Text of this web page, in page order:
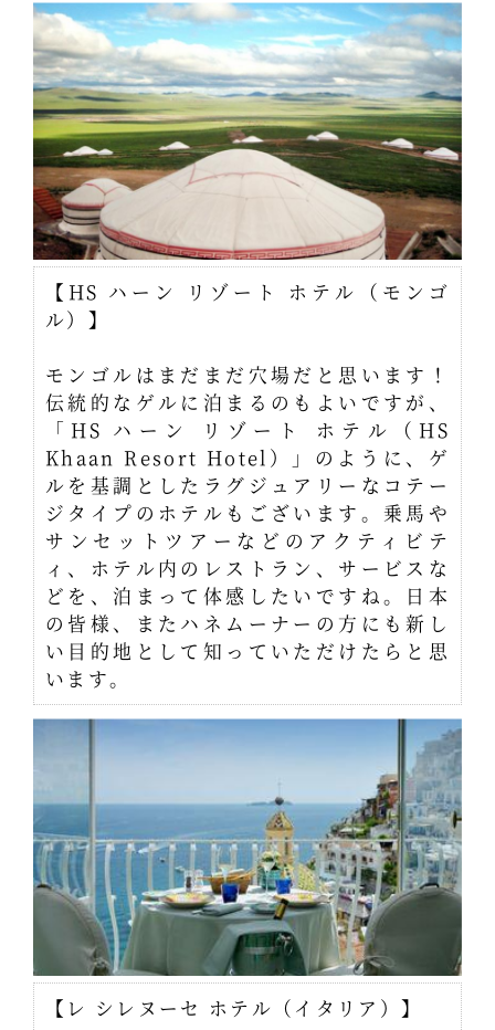
【HS ハーン リゾート ホテル（モンゴ
ル）】
モンゴルはまだまだ穴場だと思います！
伝統的なゲルに泊まるのもよいですが、
「HS ハーン リゾート ホテル（HS
Khaan Resort Hotel）」のように、ゲ
ルを基調としたラグジュアリーなコテー
ジタイプのホテルもございます。乗馬や
サンセットツアーなどのアクティビテ
ィ、ホテル内のレストラン、サービスな
どを、泊まって体感したいですね。日本
の皆様、またハネムーナーの方にも新し
い目的地として知っていただけたらと思
います。
【レ シレヌーセ ホテル（イタリア）】